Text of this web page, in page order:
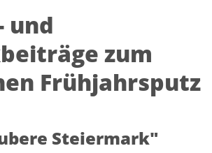
und
zum
Frühjahrsputz
Steiermark"